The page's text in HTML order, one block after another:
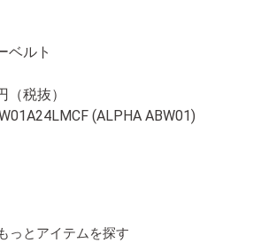
ベルト
（税抜）
(ALPHA ABW01)
もっとアイテムを探す